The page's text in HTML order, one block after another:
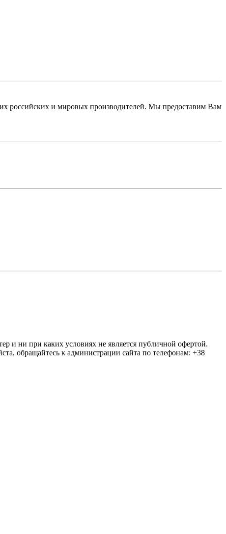
российских и мировых производителей. Мы предоставим Вам
и ни при каких условиях не является публичной офертой.
обращайтесь к администрации сайта по телефонам: +38